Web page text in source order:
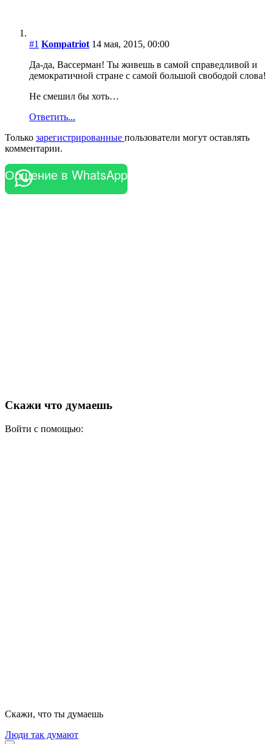
#1 Kompatriot 14 мая, 2015, 00:00
Да-да, Вассерман! Ты живешь в самой справедливой и
демократичной стране с самой большой свободой слова!
Не смешил бы хоть…
Ответить...
Только зарегистрированные пользователи могут оставлять
комментарии.
Общение в WhatsApp
Скажи что думаешь
Войти с помощью:
Скажи, что ты думаешь
Люди так думают